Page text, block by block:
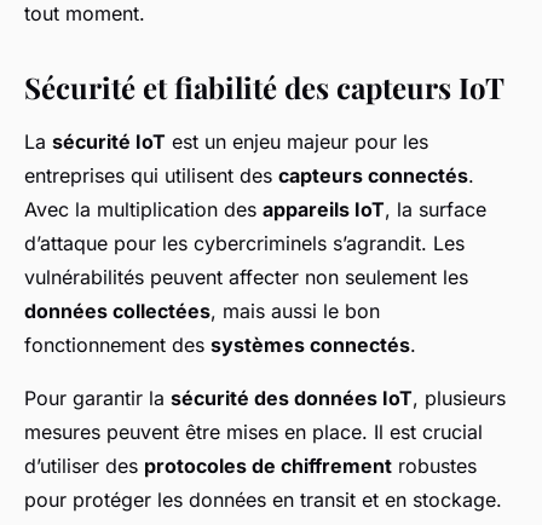
tout moment.
Sécurité et fiabilité des capteurs IoT
La sécurité IoT est un enjeu majeur pour les
entreprises qui utilisent des capteurs connectés.
Avec la multiplication des appareils IoT, la surface
d’attaque pour les cybercriminels s’agrandit. Les
vulnérabilités peuvent affecter non seulement les
données collectées, mais aussi le bon
fonctionnement des systèmes connectés.
Pour garantir la sécurité des données IoT, plusieurs
mesures peuvent être mises en place. Il est crucial
d’utiliser des protocoles de chiffrement robustes
pour protéger les données en transit et en stockage.